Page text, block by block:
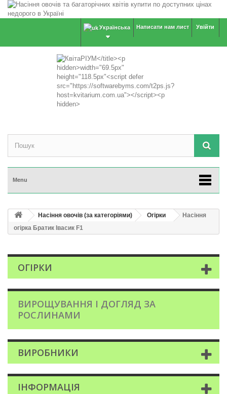
Увійти
Написати нам лист
Українська
Menu
Насіння овочів (за категоріями) Огірки
Насіння
огірка Братик Івасик F1
ОГІРКИ
ВИРОЩУВАННЯ І ДОГЛЯД ЗА
РОСЛИНАМИ
ВИРОБНИКИ
ІНФОРМАЦІЯ